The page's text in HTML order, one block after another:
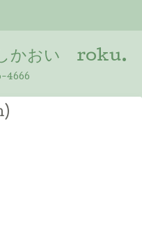
かおい roku.
4666